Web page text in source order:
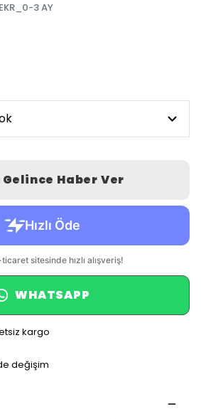
3 AY
Haber Ver
WHATSAPP
kargo
değişim